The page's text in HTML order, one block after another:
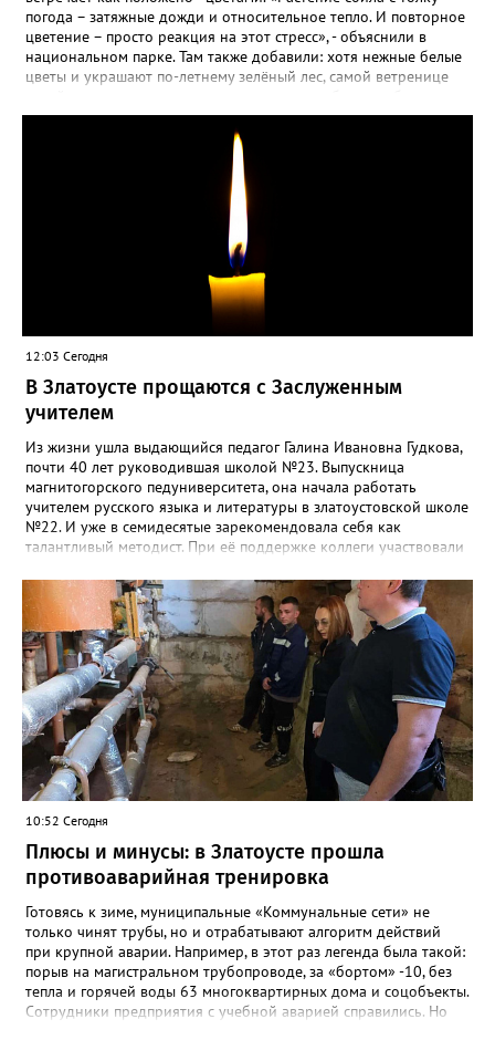
погода – затяжные дожди и относительное тепло. И повторное
цветение – просто реакция на этот стресс», - объяснили в
национальном парке. Там также добавили: хотя нежные белые
цветы и украшают по-летнему зелёный лес, самой ветренице
силы перед долгой зимовкой.
12:03 Сегодня
В Златоусте прощаются с Заслуженным
учителем
Из жизни ушла выдающийся педагог Галина Ивановна Гудкова,
почти 40 лет руководившая школой №23. Выпускница
магнитогорского педуниверситета, она начала работать
учителем русского языка и литературы в златоустовской школе
№22. И уже в семидесятые зарекомендовала себя как
талантливый методист. При её поддержке коллеги участвовали
«Благодаря её мудрому руководству в школе сформировался
сильный педагогический коллектив, объединённый общими
ценностями и любовью к своему делу. Для многих Галина
Ивановна навсегда останется не только талантливым
руководителем, но и настоящим Учителем с большой буквы», -
говорится в сообществе школы №23 во ВКонтакте. Свои
соболезнования семье Галины Ивановны выразил глава
Златоуста Олег Решетников. «Её вклад зафиксирован в
важнейших документах школы, но главное - он остался в
людях: в тех учителях, которых она поддержала, в тех
учениках, которых она вдохновила. Заслуженный учитель РФ,
«Отличник народного просвещения», обладатель медали «За
доблестный труд», Галина Ивановна оставила не только
награды и документы, но и работающий, живой механизм
школы, который продолжает жить её принципами», - говорится
в некрологе.
10:52 Сегодня
Плюсы и минусы: в Златоусте прошла
противоаварийная тренировка
Готовясь к зиме, муниципальные «Коммунальные сети» не
только чинят трубы, но и отрабатывают алгоритм действий
при крупной аварии. Например, в этот раз легенда была такой:
порыв на магистральном трубопроводе, за «бортом» -10, без
тепла и горячей воды 63 многоквартирных дома и соцобъекты.
Сотрудники предприятия с учебной аварией справились. Но